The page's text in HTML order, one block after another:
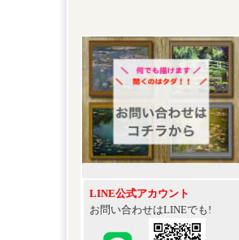
LINE公式アカウント
お問い合わせはLINEでも!